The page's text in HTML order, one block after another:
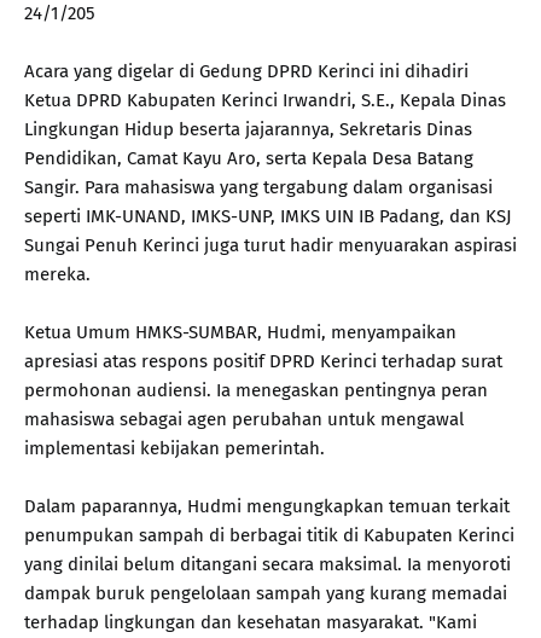
24/1/205
Acara yang digelar di Gedung DPRD Kerinci ini dihadiri
Ketua DPRD Kabupaten Kerinci Irwandri, S.E., Kepala Dinas
Lingkungan Hidup beserta jajarannya, Sekretaris Dinas
Pendidikan, Camat Kayu Aro, serta Kepala Desa Batang
Sangir. Para mahasiswa yang tergabung dalam organisasi
seperti IMK-UNAND, IMKS-UNP, IMKS UIN IB Padang, dan KSJ
Sungai Penuh Kerinci juga turut hadir menyuarakan aspirasi
mereka.
Ketua Umum HMKS-SUMBAR, Hudmi, menyampaikan
apresiasi atas respons positif DPRD Kerinci terhadap surat
permohonan audiensi. Ia menegaskan pentingnya peran
mahasiswa sebagai agen perubahan untuk mengawal
implementasi kebijakan pemerintah.
Dalam paparannya, Hudmi mengungkapkan temuan terkait
penumpukan sampah di berbagai titik di Kabupaten Kerinci
yang dinilai belum ditangani secara maksimal. Ia menyoroti
dampak buruk pengelolaan sampah yang kurang memadai
terhadap lingkungan dan kesehatan masyarakat. "Kami